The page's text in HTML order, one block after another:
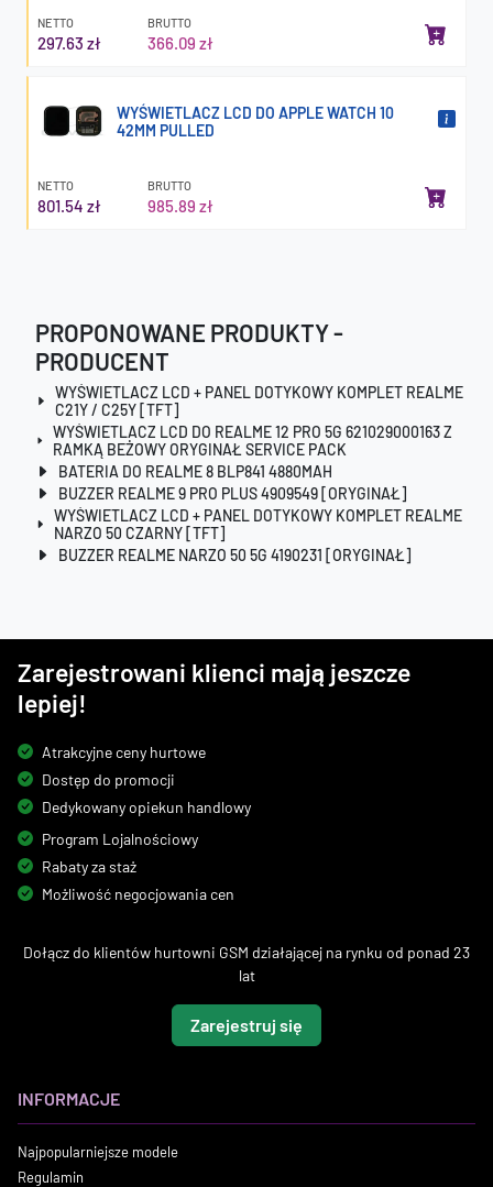
NETTO
297.63 zł
BRUTTO
366.09 zł
WYŚWIETLACZ LCD DO APPLE WATCH 10
42MM PULLED
NETTO
801.54 zł
BRUTTO
985.89 zł
PROPONOWANE PRODUKTY -
PRODUCENT
WYŚWIETLACZ LCD + PANEL DOTYKOWY KOMPLET REALME
C21Y / C25Y [TFT]
WYŚWIETLACZ LCD DO REALME 12 PRO 5G 621029000163 Z
RAMKĄ BEŻOWY ORYGINAŁ SERVICE PACK
BATERIA DO REALME 8 BLP841 4880MAH
BUZZER REALME 9 PRO PLUS 4909549 [ORYGINAŁ]
WYŚWIETLACZ LCD + PANEL DOTYKOWY KOMPLET REALME
NARZO 50 CZARNY [TFT]
BUZZER REALME NARZO 50 5G 4190231 [ORYGINAŁ]
Zarejestrowani klienci mają jeszcze
lepiej!
Atrakcyjne ceny hurtowe
Dostęp do promocji
Dedykowany opiekun handlowy
Program Lojalnościowy
Rabaty za staż
Możliwość negocjowania cen
Dołącz do klientów hurtowni GSM działającej na rynku od ponad 23
lat
Zarejestruj się
INFORMACJE
Najpopularniejsze modele
Regulamin